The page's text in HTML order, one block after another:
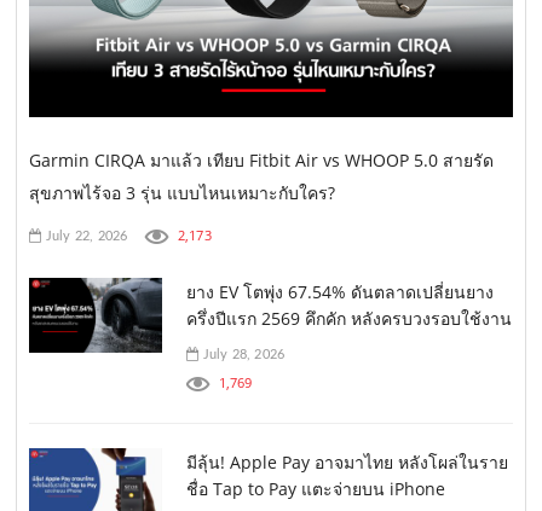
Garmin CIRQA มาแล้ว เทียบ Fitbit Air vs WHOOP 5.0 สายรัด
สุขภาพไร้จอ 3 รุ่น แบบไหนเหมาะกับใคร?
July 22, 2026 2,173
ยาง EV โตพุ่ง 67.54% ดันตลาดเปลี่ยนยาง
ครึ่งปีแรก 2569 คึกคัก หลังครบวงรอบใช้งาน
July 28, 2026
1,769
มีลุ้น! Apple Pay อาจมาไทย หลังโผล่ในราย
ชื่อ Tap to Pay แตะจ่ายบน iPhone